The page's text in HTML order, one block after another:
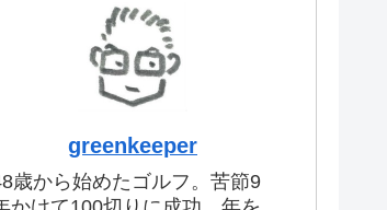
greenkeeper
歳から始めたゴルフ。苦節9